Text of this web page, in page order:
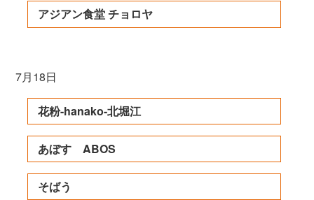
アジアン食堂 チョロヤ
7月18日
花粉-hanako-北堀江
あぼす ABOS
そばう